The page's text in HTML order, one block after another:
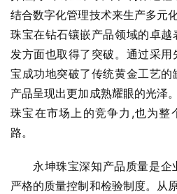
结合数字化管理技术来生产多元
珠宝在钻石镶嵌产品领域的卓
发方面也取得了突破。通过采
宝成功地突破了传统黄金工艺
产品呈现出更加成熟耀眼的光泽
珠宝在市场上的竞争力,也为整
路。
永坤珠宝深知产品质量是
严格的质量控制和检验制度。从